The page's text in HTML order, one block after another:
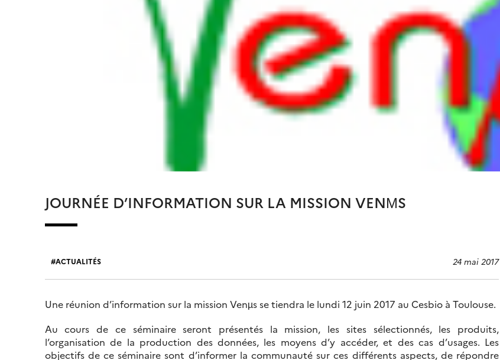
JOURNÉE D’INFORMATION SUR LA MISSION VENΜS
ACTUALITÉS 24 mai 2017
Une réunion d’information sur la mission Venµs se tiendra le lundi 12 juin 2017 au Cesbio à Toulouse.
Au cours de ce séminaire seront présentés la mission, les sites sélectionnés, les produits,
l’organisation de la production des données, les moyens d’y accéder, et des cas d’usages. Les
objectifs de ce séminaire sont d’informer la communauté sur ces différents aspects, de répondre